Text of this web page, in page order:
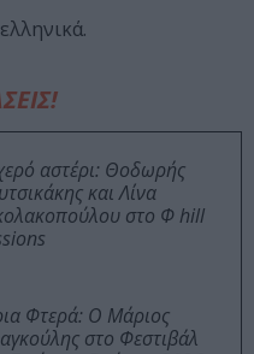
αστέρι: Θοδωρής
και Λίνα
στο Φ hill
Φτερά: Ο Μάριος
στο Φεστιβάλ